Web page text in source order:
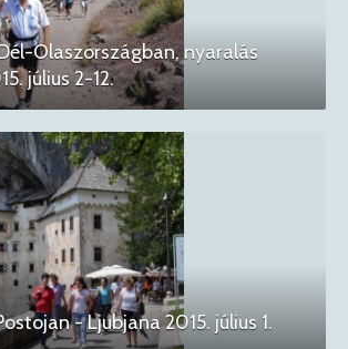
Olaszországban, nyaralás
július 2-12.
- Ljubjana 2015. július 1.